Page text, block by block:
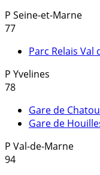
P Seine-et-Marne
77
Parc Relais Val
P Yvelines
78
Gare de Chatou
Gare de
P Val-de-Marne
94